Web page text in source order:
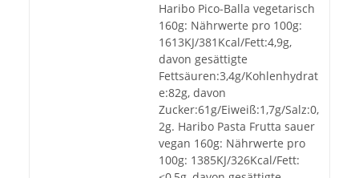
Haribo Pico-Balla vegetarisch
160g: Nährwerte pro 100g:
1613KJ/381Kcal/Fett:4,9g,
davon gesättigte
Fettsäuren:3,4g/Kohlenhydrat
e:82g, davon
Zucker:61g/Eiweiß:1,7g/Salz:0,
2g. Haribo Pasta Frutta sauer
vegan 160g: Nährwerte pro
100g: 1385KJ/326Kcal/Fett: